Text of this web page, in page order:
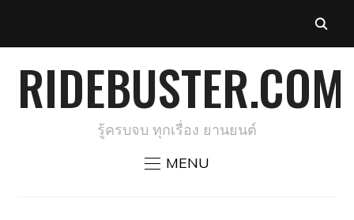
RIDEBUSTER.COM
รู้ครบจบ ทุกเรื่อง ยานยนต์
MENU